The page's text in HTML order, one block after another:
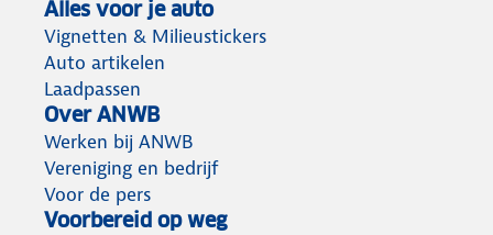
Alles voor je auto
Vignetten & Milieustickers
Auto artikelen
Laadpassen
Over ANWB
Werken bij ANWB
Vereniging en bedrijf
Voor de pers
Voorbereid op weg